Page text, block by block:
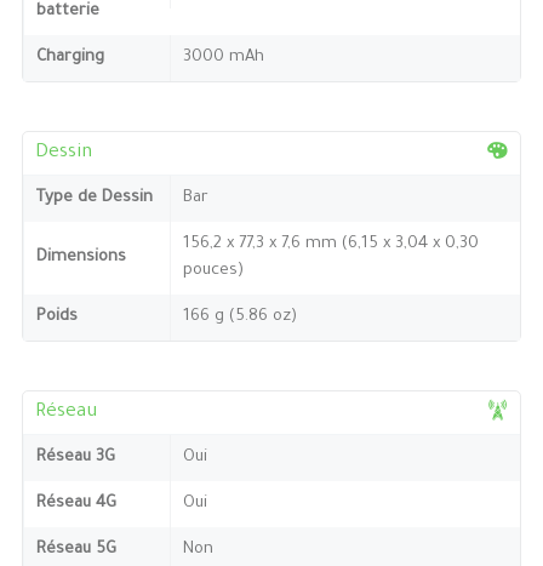
batterie
Charging 3000 mAh
Dessin
Type de Dessin Bar
Dimensions
156,2 x 77,3 x 7,6 mm (6,15 x 3,04 x 0,30
pouces)
Poids 166 g (5.86 oz)
Réseau
Réseau 3G Oui
Réseau 4G Oui
Réseau 5G Non